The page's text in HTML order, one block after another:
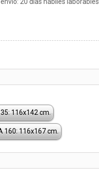
116x142 cm.
160: 116x167 cm.